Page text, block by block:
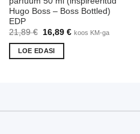
Hugo Boss – Boss Bottled)
EDP
21,89€
Algne
oli:
21,89 €.
16,89 €Praegune
koos KM-ga
LOE EDASI